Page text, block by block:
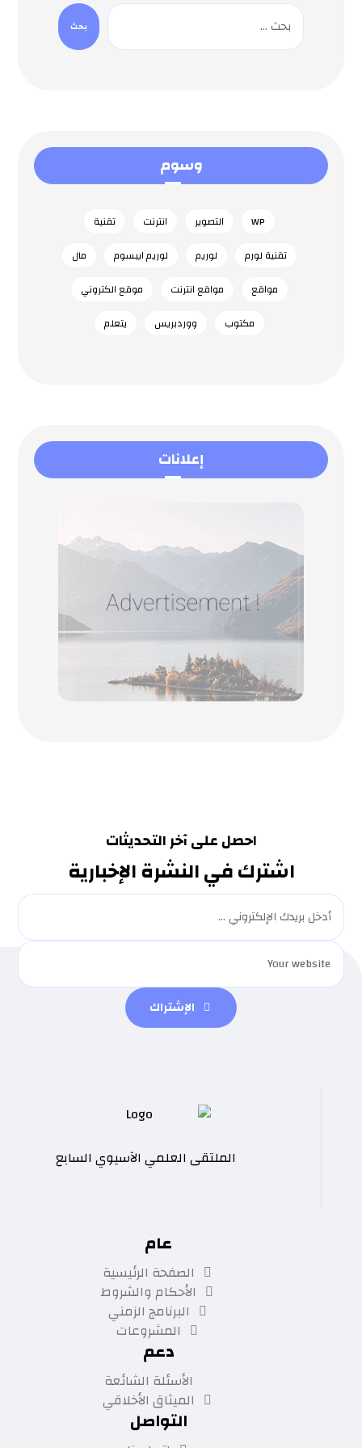
وسوم
WP التصوير انترنت
تقنية
تقنية لورم
لوريم لوريم ايبسوم
مال
مواقع
مواقع انترنت
موقع الكتروني
مکتوب
ووردبريس يتعلم
إعلانات
احصل على آخر التحديثات
اشترك في النشرة الإخبارية
الإشتراك
الملتقى العلمي الآسيوي السابع
عام
الصفحة الرئيسية
الأحكام والشروط
البرنامج الزمني
المشروعات
دعم
الأسئلة الشائعة
الميثاق الأخلاقي
التواصل